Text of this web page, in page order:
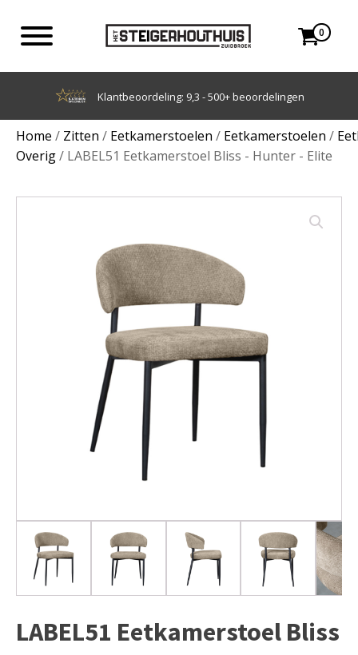
0
beoordelingen Achteraf betalen
Home / Zitten / Eetkamerstoelen / Eetkamerstoelen /
Overig/ LABEL51 Eetkamerstoel Bliss - Hunter - Elite
LABEL51 Eetkamerstoel Bliss